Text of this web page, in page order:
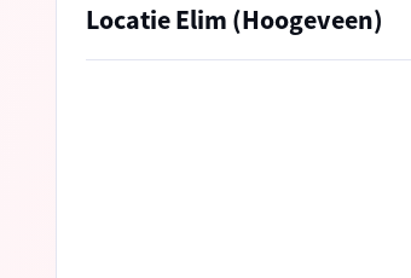
Locatie Elim (Hoogeveen)